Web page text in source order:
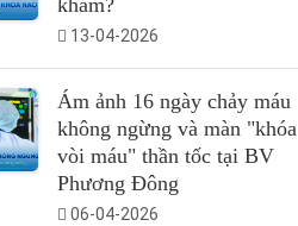
khám?
13-04-2026
Ám ảnh 16 ngày chảy máu
không ngừng và màn "khóa
vòi máu" thần tốc tại BV
Phương Đông
06-04-2026